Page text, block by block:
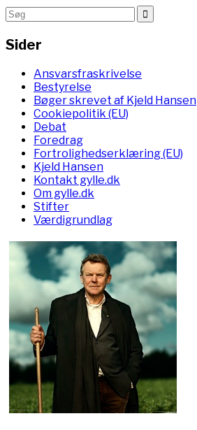
Sider
Ansvarsfraskrivelse
Bestyrelse
Bøger skrevet af Kjeld Hansen
Cookiepolitik (EU)
Debat
Foredrag
Fortrolighedserklæring (EU)
Kjeld Hansen
Kontakt gylle.dk
Om gylle.dk
Stifter
Værdigrundlag